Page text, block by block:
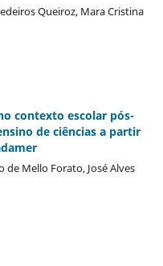
Queiroz, Mara Cristina
contexto escolar pós-
de ciências a partir
de Mello Forato, José Alves